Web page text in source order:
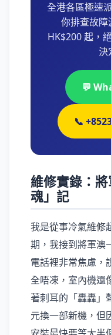
全港各區極速
你排查故
HK$200 起，
決
💬
📞
維修實錄：
魂」記
我是從事冷氣維修
期，我接到將軍澳
電話裡非常焦慮，
全唔凍，室內機還
著刺耳的「轟轟」
元換一部新機，但